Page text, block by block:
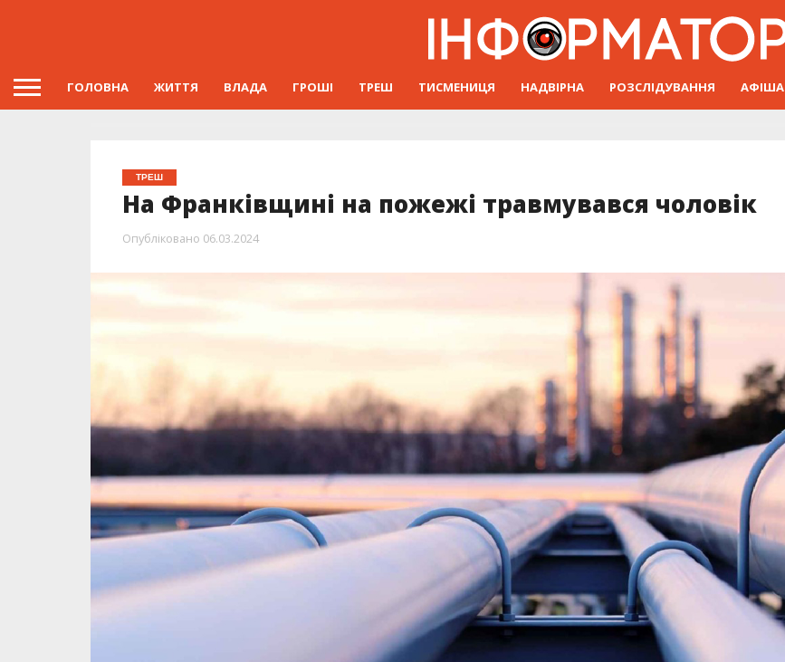
ГОЛОВНА ЖИТТЯ ВЛАДА ГРОШІ ТРЕШ ТИСМЕНИЦЯ НАДВІРНА РОЗСЛІДУВАННЯ АФІША
ТРЕШ
На Франківщині на пожежі травмувався чоловік
Опубліковано 06.03.2024